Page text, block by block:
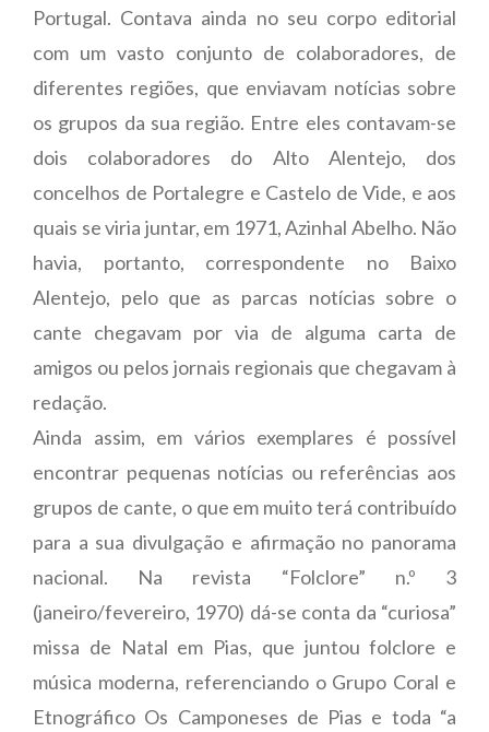
Portugal. Contava ainda no seu corpo editorial
com um vasto conjunto de colaboradores, de
diferentes regiões, que enviavam notícias sobre
os grupos da sua região. Entre eles contavam-se
dois colaboradores do Alto Alentejo, dos
concelhos de Portalegre e Castelo de Vide, e aos
quais se viria juntar, em 1971, Azinhal Abelho. Não
havia, portanto, correspondente no Baixo
Alentejo, pelo que as parcas notícias sobre o
cante chegavam por via de alguma carta de
amigos ou pelos jornais regionais que chegavam à
redação.
Ainda assim, em vários exemplares é possível
encontrar pequenas notícias ou referências aos
grupos de cante, o que em muito terá contribuído
para a sua divulgação e afirmação no panorama
nacional. Na revista “Folclore” n.º 3
(janeiro/fevereiro, 1970) dá-se conta da “curiosa”
missa de Natal em Pias, que juntou folclore e
música moderna, referenciando o Grupo Coral e
Etnográfico Os Camponeses de Pias e toda “a